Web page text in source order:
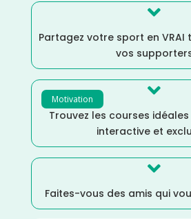

Partagez votre sport en VRAI
vos
Motivation 
Trouvez les courses
interactive et

Faites-vous des amis qui